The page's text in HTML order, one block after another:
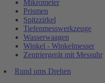
Mikrometer
Prismen
Spitzzirkel
Tiefenmesswerkzeuge
Wasserwaagen
Winkel - Winkelmesser
Zentriergerät mit Messuhr
Rund ums Drehen